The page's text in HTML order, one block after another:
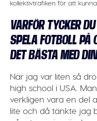
kollektivtrafiken för att
VARFÖR TYCKER
SPELA FOTBOLL PÅ
DET BÄSTA MED
När jag var liten så
high school i USA.
verkligen vara en del
lite och då tänkte jag